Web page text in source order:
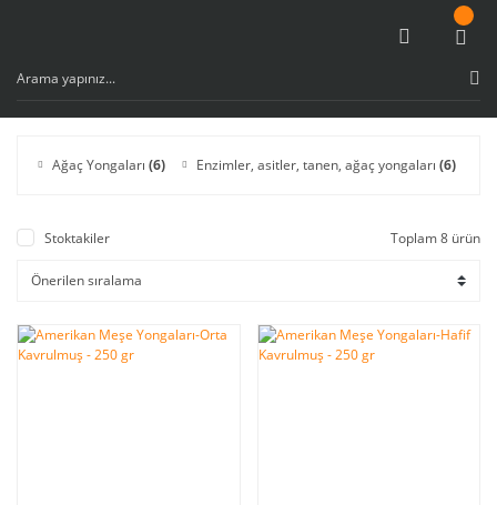
Ağaç Yongaları (6) Enzimler, asitler, tanen, ağaç yongaları (6)
Stoktakiler Toplam 8 ürün